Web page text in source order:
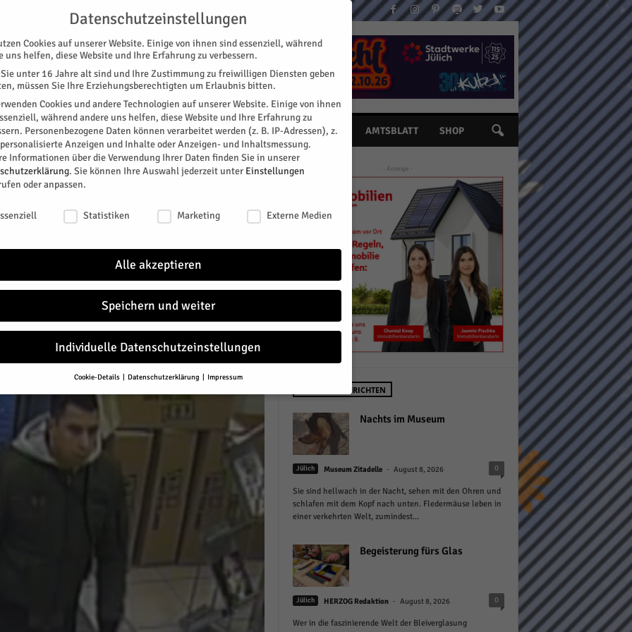
KONTAKT
SPEZIAL E-PAPER KINO GALERIE TERMINE AMTSBLATT SHOP
Diebstahl
Diebstahl
nach einem Räuber, der am Montag, 7.Januar
in Jülich mit gestohlener Ware entkam.
gefahndet.
- Anzeige -
NEUSTE NACHRICHTEN
Nachts im Museum
Jülich Museum Zitadelle - August 8, 2026 0
Sie sind hellwach in der Nacht, sehen mit den Ohren und
schlafen mit dem Kopf nach unten. Fledermäuse leben in
einer verkehrten Welt, zumindest...
Begeisterung fürs Glas
Jülich HERZOG Redaktion - August 8, 2026 0
Wer in die faszinierende Welt der Bleiverglasung
Datenschutzeinstellungen
Cookies auf unserer Website. Einige von ihnen sind essenziell, während
uns helfen, diese Website und Ihre Erfahrung zu verbessern.
unter 16 Jahre alt sind und Ihre Zustimmung zu freiwilligen Diensten geben
müssen Sie Ihre Erziehungsberechtigten um Erlaubnis bitten.
Cookies und andere Technologien auf unserer Website. Einige von ihnen
während andere uns helfen, diese Website und Ihre Erfahrung zu
Personenbezogene Daten können verarbeitet werden (z. B. IP-Adressen), z.
Anzeigen und Inhalte oder Anzeigen- und Inhaltsmessung.
Informationen über die Verwendung Ihrer Daten finden Sie in unserer
. Sie können Ihre Auswahl jederzeit unter Einstellungen
oder anpassen.
Statistiken Marketing Externe Medien
Alle akzeptieren
Speichern und weiter
Individuelle Datenschutzeinstellungen
Cookie-Details Datenschutzerklärung Impressum
Datenschutzeinstellungen
Sie unter 16 Jahre alt sind und Ihre Zustimmung zu freiwilligen Diensten geben
müssen Sie Ihre Erziehungsberechtigten um Erlaubnis bitten.
Cookies und andere Technologien auf unserer Website. Einige von ihnen
während andere uns helfen, diese Website und Ihre Erfahrung zu
Personenbezogene Daten können verarbeitet werden (z. B. IP-Adressen), z.
Anzeigen und Inhalte oder Anzeigen- und Inhaltsmessung.
Informationen über die Verwendung Ihrer Daten finden Sie in unserer
Zurück